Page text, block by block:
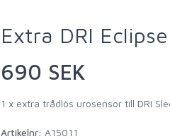
Extra DRI
690 SEK
1 x extra trådlös urosensor till DRI
Artikelnr: A15011